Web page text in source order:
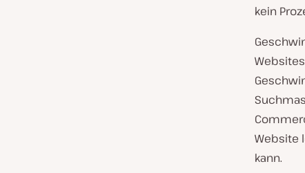
kein
Website
kann.